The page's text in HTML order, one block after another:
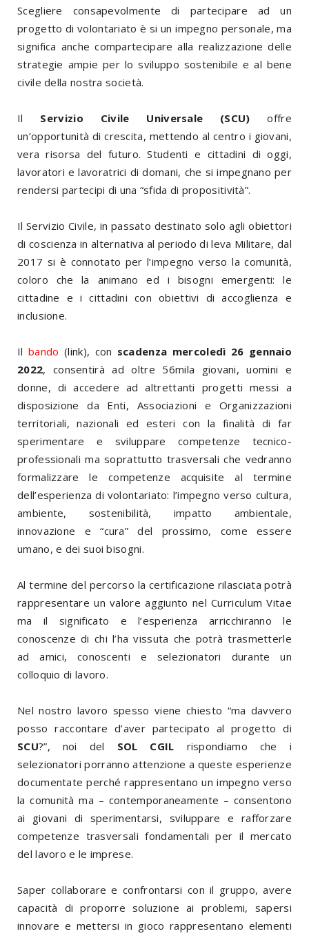
Scegliere consapevolmente di partecipare ad un
progetto di volontariato è si un impegno personale, ma
significa anche compartecipare alla realizzazione delle
strategie ampie per lo sviluppo sostenibile e al bene
civile della nostra società.
Il Servizio Civile Universale (SCU) offre
un’opportunità di crescita, mettendo al centro i giovani,
vera risorsa del futuro. Studenti e cittadini di oggi,
lavoratori e lavoratrici di domani, che si impegnano per
rendersi partecipi di una “sfida di propositività”.
Il Servizio Civile, in passato destinato solo agli obiettori
di coscienza in alternativa al periodo di leva Militare, dal
2017 si è connotato per l’impegno verso la comunità,
coloro che la animano ed i bisogni emergenti: le
cittadine e i cittadini con obiettivi di accoglienza e
inclusione.
Ilbando (link), con scadenza mercoledì 26 gennaio
2022, consentirà ad oltre 56mila giovani, uomini e
donne, di accedere ad altrettanti progetti messi a
disposizione da Enti, Associazioni e Organizzazioni
territoriali, nazionali ed esteri con la finalità di far
sperimentare e sviluppare competenze tecnico-
professionali ma soprattutto trasversali che vedranno
formalizzare le competenze acquisite al termine
dell’esperienza di volontariato: l’impegno verso cultura,
ambiente, sostenibilità, impatto ambientale,
innovazione e “cura” del prossimo, come essere
umano, e dei suoi bisogni.
Al termine del percorso la certificazione rilasciata potrà
rappresentare un valore aggiunto nel Curriculum Vitae
ma il significato e l’esperienza arricchiranno le
conoscenze di chi l’ha vissuta che potrà trasmetterle
ad amici, conoscenti e selezionatori durante un
colloquio di lavoro.
Nel nostro lavoro spesso viene chiesto “ma davvero
posso raccontare d’aver partecipato al progetto di
SCU?”, noi del SOL CGIL rispondiamo che i
selezionatori porranno attenzione a queste esperienze
documentate perché rappresentano un impegno verso
la comunità ma – contemporaneamente – consentono
ai giovani di sperimentarsi, sviluppare e rafforzare
competenze trasversali fondamentali per il mercato
del lavoro e le imprese.
Saper collaborare e confrontarsi con il gruppo, avere
capacità di proporre soluzione ai problemi, sapersi
innovare e mettersi in gioco rappresentano elementi